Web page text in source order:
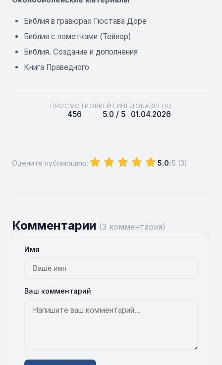
Библия в гравюрах Гюстава Доре
Библия с пометками (Тейлор)
Библия. Создание и дополнения
Книга Праведного
ПРОСМОТРОВ
456
РЕЙТИНГ
5.0 / 5
ДОБАВЛЕНО
01.04.2026
Оцените публикацию: 5.0/5 (3)
Комментарии (3 комментария)
Имя
Ваш комментарий